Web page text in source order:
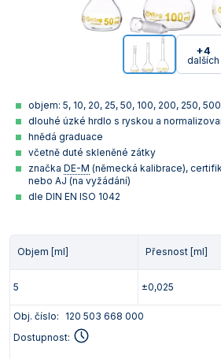
+4
dalších
objem: 5, 10, 20, 25, 50, 100, 200, 250,
dlouhé úzké hrdlo s ryskou a
hnědá graduace
včetně duté skleněné zátky
značka DE-M (německá kalibrace),
nebo AJ (na vyžádání)
dle DIN EN ISO 1042
Objem [ml] Přesnost [ml]
5 ±0,025
Obj. číslo:
120 503 668 000
Dostupnost: